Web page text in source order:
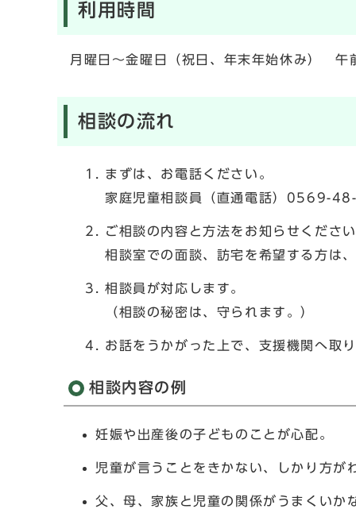
利用時間
月曜日～金曜日（祝日、年末年始休み） 午
相談の流れ
まずは、お電話ください。
家庭児童相談員（直通電話）0569-
ご相談の内容と方法をお知らせください
相談室での面談、訪宅を希望する方は
相談員が対応します。
（相談の秘密は、守られます。）
お話をうかがった上で、支援機関へ取
相談内容の例
妊娠や出産後の子どものことが心配。
児童が言うことをきかない、しかり方が
父、母、家族と児童の関係がうまくいか